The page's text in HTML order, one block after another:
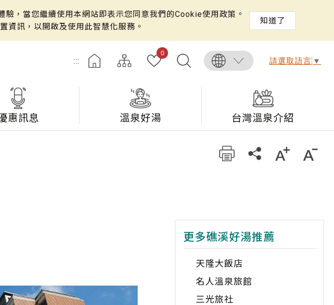
，當您繼續使用本網站即表示您同意我們的Cookie使用政策。
資訊，以開啟及使用此智慧化服務。
知道了
:::
0
請選取語言 ▼
惠訊息 溫泉好湯 台灣溫泉介紹
更多礁溪好湯推薦
天隆大飯店
名人溫泉旅館
三光旅社